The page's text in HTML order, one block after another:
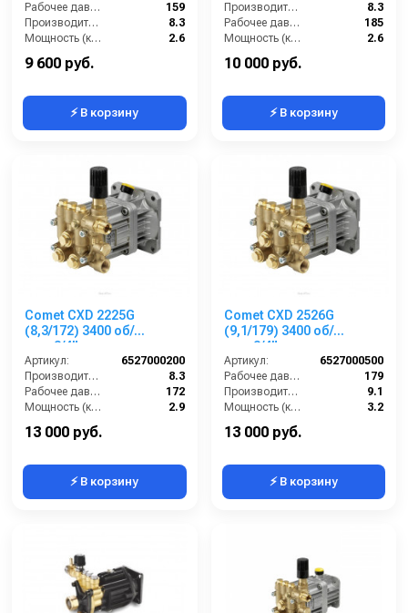
Рабочее давление (бар):
159
Производительность (л/мин):
8.3
Мощность (кВт):
2.6
Обороты двигателя (об/мин):
9 600 руб.
⚡ В корзину
Производительность (л/мин):
8.3
Рабочее давление (бар):
185
Мощность (кВт):
2.6
Обороты двигателя (об/мин):
10 000 руб.
⚡ В корзину
Comet CXD 2225G
(8,3/172) 3400 об/
мин.3/4” п.в.
Артикул:
6527000200
Производительность (л/мин):
8.3
Рабочее давление (бар):
172
Мощность (кВт):
2.9
13 000 руб.
⚡ В корзину
Comet CXD 2526G
(9,1/179) 3400 об/
мин.3/4” п.в.
Артикул:
6527000500
Рабочее давление (бар):
179
Производительность (л/мин):
9.1
Мощность (кВт):
3.2
13 000 руб.
⚡ В корзину